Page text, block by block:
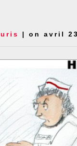
| on avril